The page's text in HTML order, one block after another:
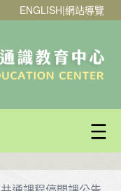
ENGLISH|網站導覽